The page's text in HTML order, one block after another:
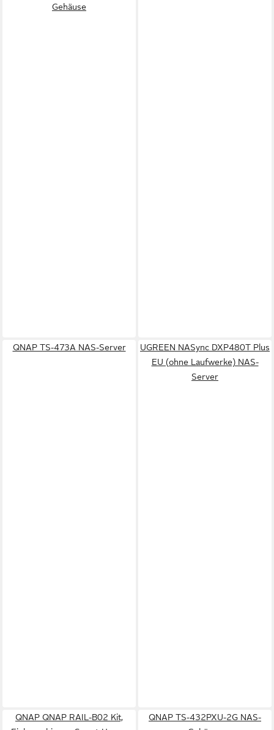
Gehäuse
QNAP TS-473A NAS-Server
UGREEN NASync DXP480T Plus
EU (ohne Laufwerke) NAS-
Server
QNAP QNAP RAIL-B02 Kit,
QNAP TS-432PXU-2G NAS-